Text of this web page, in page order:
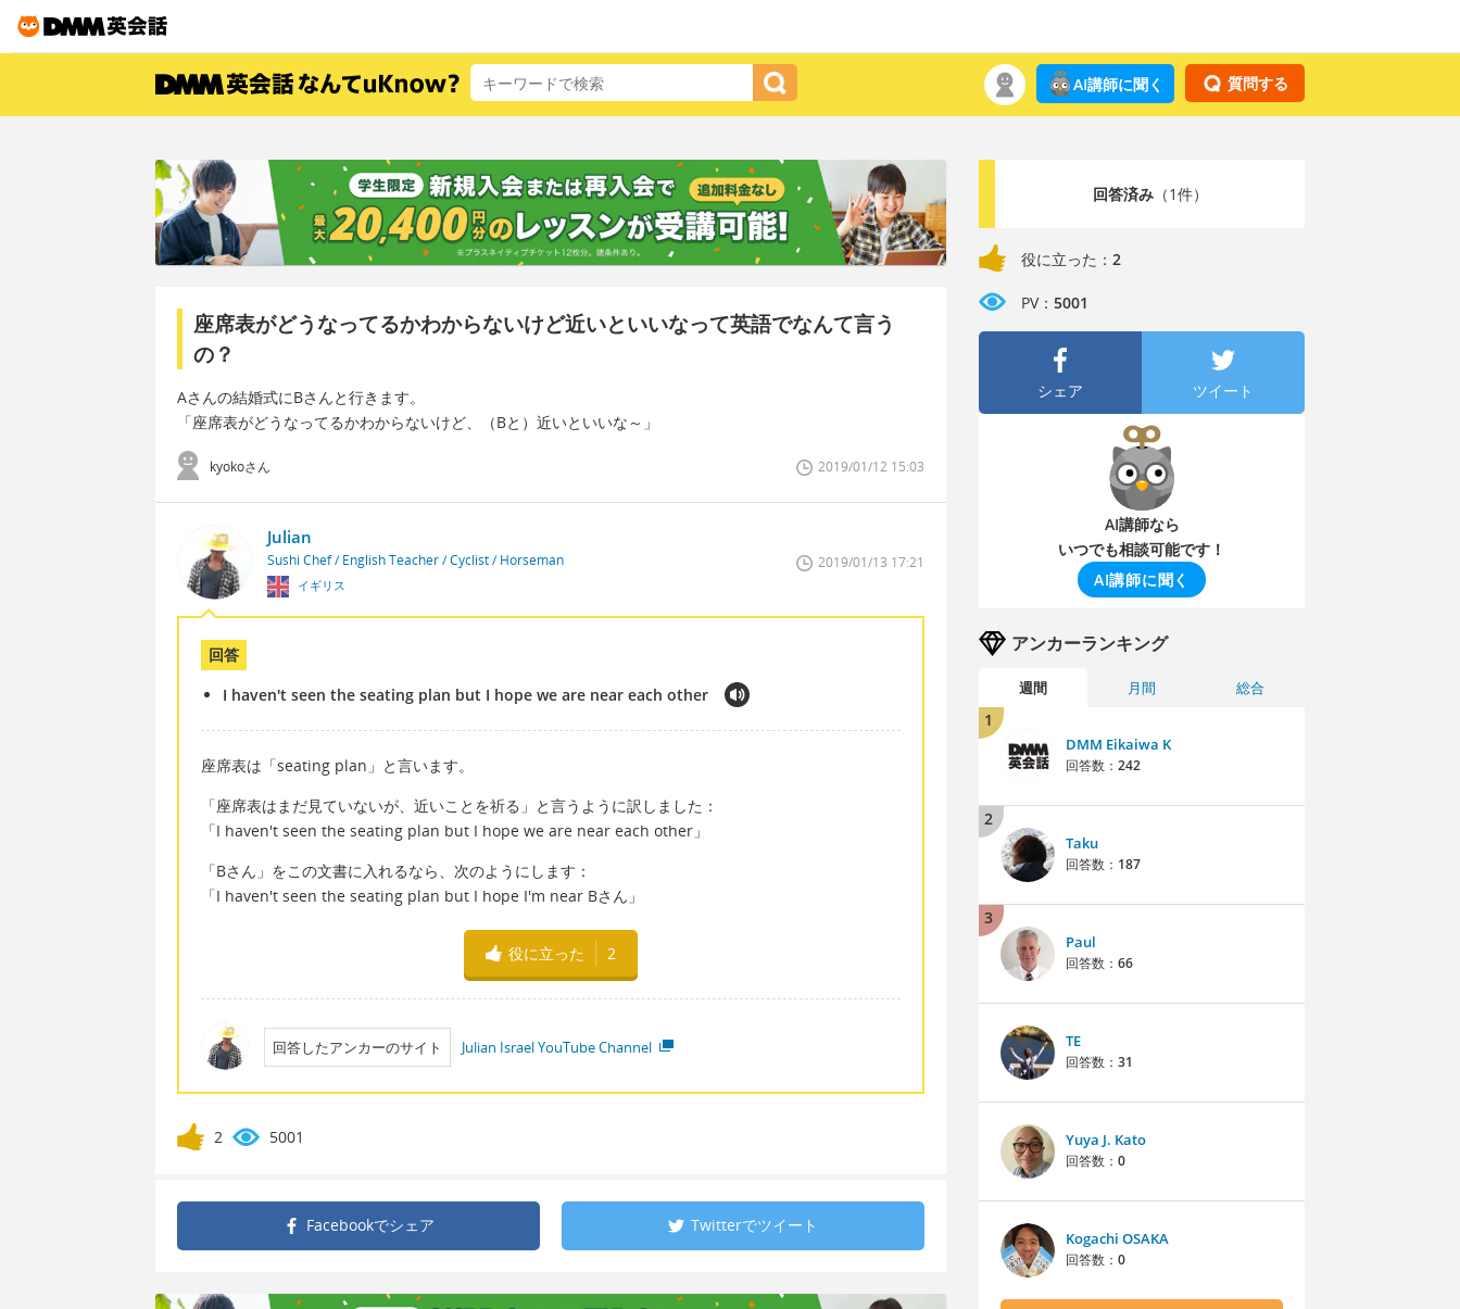
質問する
AI講師に聞く
座席表がどうなってるかわからないけど近いといいなって英語でなんて言う
の？
Aさんの結婚式にBさんと行きます。
「座席表がどうなってるかわからないけど、（Bと）近いといいな～」
kyokoさん 2019/01/12 15:03
Julian
Sushi Chef / English Teacher / Cyclist / Horseman
イギリス
2019/01/13 17:21
回答
I haven't seen the seating plan but I hope we are near each other
座席表は「seating plan」と言います。
「座席表はまだ見ていないが、近いことを祈る」と言うように訳しました：
「I haven't seen the seating plan but I hope we are near each other」
「Bさん」をこの文書に入れるなら、次のようにします：
「I haven't seen the seating plan but I hope I'm near Bさん」
役に立った 2
回答したアンカーのサイト Julian Israel YouTube Channel
2 5001
Facebookでシェア Twitterでツイート
回答済み（1件）
役に立った： 2
PV： 5001
シェア ツイート
AI講師なら
いつでも相談可能です！
AI講師に聞く
アンカーランキング
週間 月間 総合
1
DMM Eikaiwa K
回答数： 242
2
Taku
回答数： 187
3
Paul
回答数： 66
TE
回答数： 31
Yuya J. Kato
回答数： 0
Kogachi OSAKA
回答数： 0